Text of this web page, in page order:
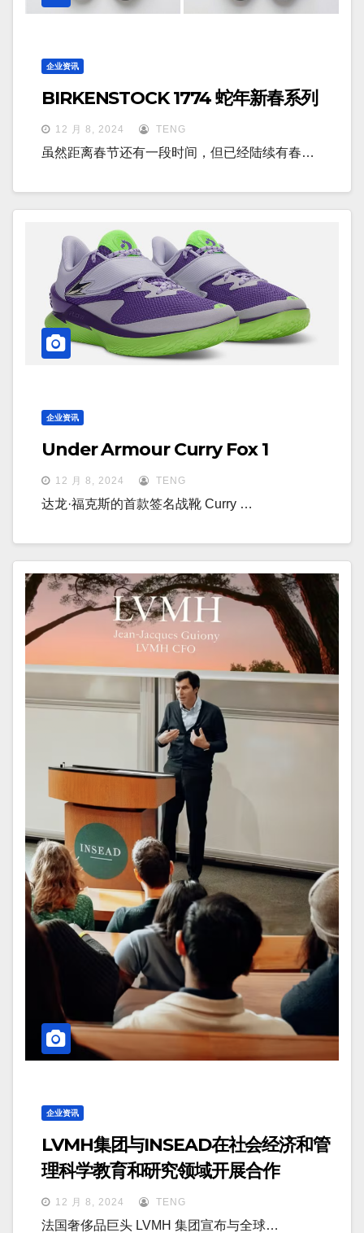
企业资讯
BIRKENSTOCK 1774 蛇年新春系列
12 月 8, 2024 TENG
虽然距离春节还有一段时间，但已经陆续有春…
企业资讯
Under Armour Curry Fox 1
12 月 8, 2024 TENG
达龙·福克斯的首款签名战靴 Curry …
企业资讯
LVMH集团与INSEAD在社会经济和管
理科学教育和研究领域开展合作
12 月 8, 2024 TENG
法国奢侈品巨头 LVMH 集团宣布与全球…